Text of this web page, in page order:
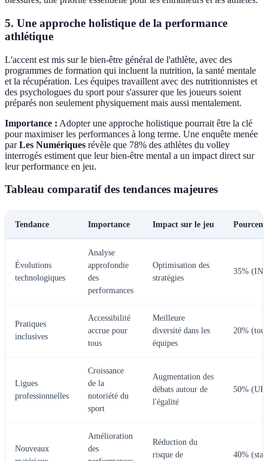
5. Une approche holistique de la performance
athlétique
L'accent est mis sur le bien-être général de l'athlète, avec des
programmes de formation qui incluent la nutrition, la santé mentale
et la récupération. Les équipes travaillent avec des nutritionnistes et
des psychologues du sport pour s'assurer que les joueurs soient
préparés non seulement physiquement mais aussi mentalement.
Importance : Adopter une approche holistique pourrait être la clé
pour maximiser les performances à long terme. Une enquête menée
parLes Numériques révèle que 78% des athlètes du volley
interrogés estiment que leur bien-être mental a un impact direct sur
leur performance en jeu.
Tableau comparatif des tendances majeures
Tendance Importance Impact sur le jeu
Évolutions
technologiques
Analyse
approfondie
des
performances
Optimisation des
stratégies
35%
Pratiques
inclusives
Accessibilité
accrue pour
tous
Meilleure
diversité dans les
équipes
20%
Ligues
professionnelles
Croissance
de la
notoriété du
sport
Augmentation des
débats autour de
l'égalité
50%
Nouveaux
Amélioration
des
Réduction du
risque de
40%